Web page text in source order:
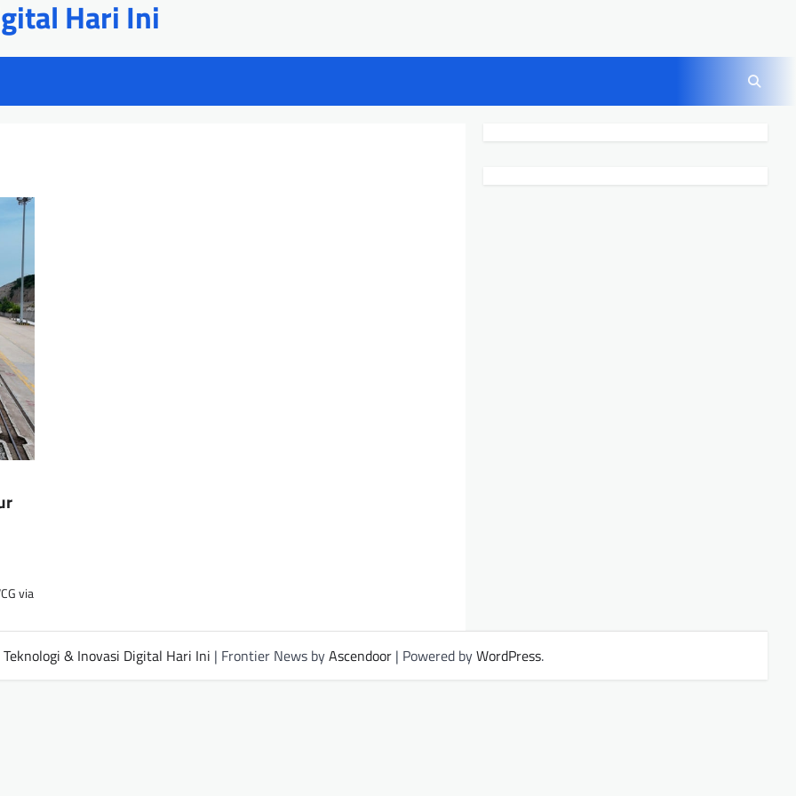
Hari Ini
via
Teknologi & Inovasi Digital Hari Ini | Frontier News byAscendoor| Powered byWordPress.